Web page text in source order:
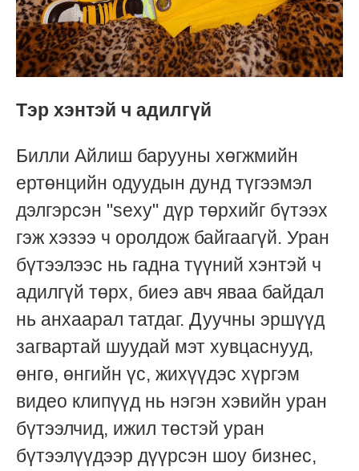
Тэр хэнтэй ч адилгүй
Билли Айлиш барууны хөгжмийн
ертөнцийн одуудын дунд түгээмэл
дэлгэрсэн "sexy" дүр төрхийг бүтээх
гэж хэзээ ч оролдож байгаагүй. Уран
бүтээлээс нь гадна түүний хэнтэй ч
адилгүй төрх, биеэ авч яваа байдал
нь анхаарал татдаг. Дуучны эршүүд
загвартай шуудай мэт хувцаснууд,
өнгө, өнгийн үс, жихүүдэс хүргэм
видео клипүүд нь нэгэн хэвийн уран
бүтээлчид, ижил төстэй уран
бүтээлүүдээр дүүрсэн шоу бизнес,